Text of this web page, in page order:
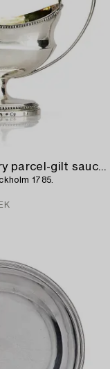
A Swedish 18th century parcel-gilt sauce bowl,
1785.